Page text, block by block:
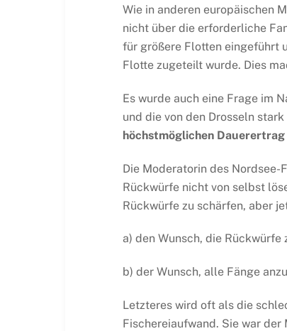
Wie in anderen europäischen
nicht über die erforderliche
für größere Flotten eingeführt
Flotte zugeteilt wurde. Dies
Es wurde auch eine Frage im
und die von den Drosseln
höchstmöglichen
Die Moderatorin des
Rückwürfe nicht von selbst
Rückwürfe zu schärfen, aber
a) den Wunsch, die Rückwürfe
b) der Wunsch, alle Fänge
Letzteres wird oft als die
Fischereiaufwand. Sie war der